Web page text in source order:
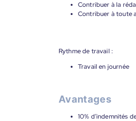
Contribuer à la
Contribuer à toute
Rythme de travail :
Travail en journée
Avantages
10% d’indemnités